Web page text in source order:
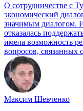
О сотрудничестве с
экономический
значимым диалогом.
отказалась
имела возможность
вопросов, связанных
Максим Шевченко